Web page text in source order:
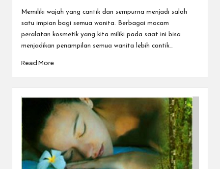
by
Memiliki wajah yang cantik dan sempurna menjadi salah
satu impian bagi semua wanita. Berbagai macam
peralatan kosmetik yang kita miliki pada saat ini bisa
menjadikan penampilan semua wanita lebih cantik…
Read More